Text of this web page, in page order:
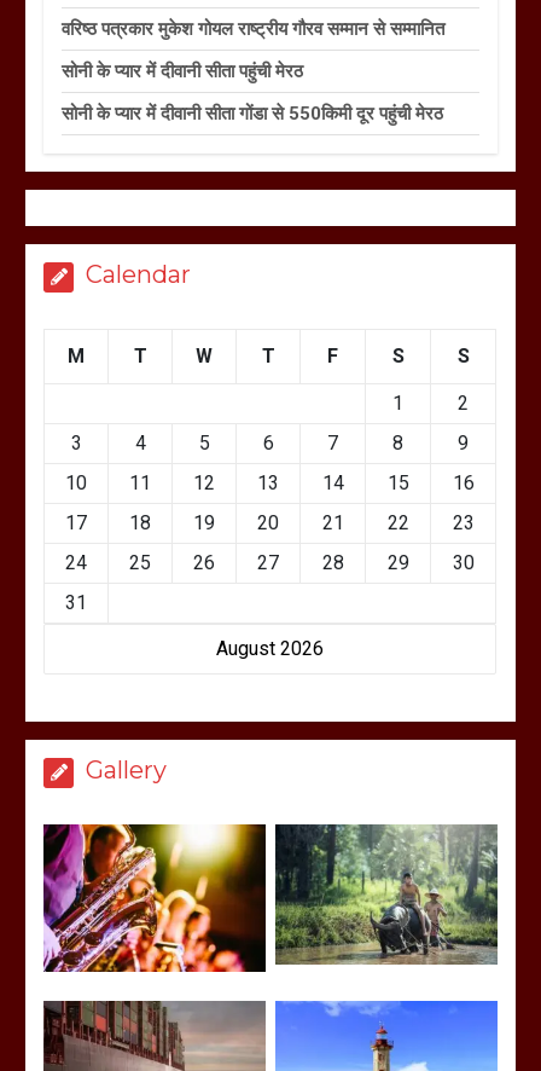
वरिष्ठ पत्रकार मुकेश गोयल राष्ट्रीय गौरव सम्मान से सम्मानित
सोनी के प्यार में दीवानी सीता पहुंची मेरठ
सोनी के प्यार में दीवानी सीता गोंडा से 550किमी दूर पहुंची मेरठ
Calendar
August 2026
M T W T F S S
1
2
3
4 5 6 7 8
9
10
11 12 13 14 15
16
17
18 19 20 21 22
23
24
25 26 27 28 29
30
31
Gallery